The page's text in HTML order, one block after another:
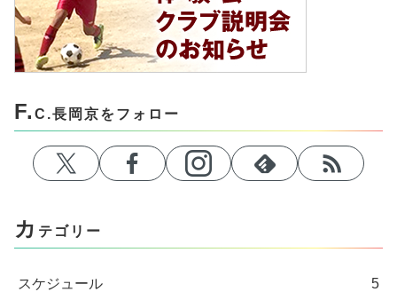
F. C.長岡京をフォロー
カ テゴリー
スケジュール 5